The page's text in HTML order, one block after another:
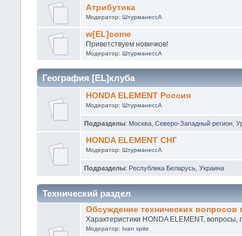
Атрибутика
Модератор:ШтурманессА
w[EL]come
Приветствуем новичков!
Модератор:ШтурманессА
География [EL]клуба
HONDA ELEMENT Россия
Модератор:ШтурманессА
Подразделы: Москва, Северо-Западный регион,
HONDA ELEMENT СНГ
Модератор:ШтурманессА
Подразделы: Республика Беларусь, Украина
Технический раздел
Обсуждение технических вопросов
Характеристики HONDA ELEMENT, вопросы,
Модератор: Ivan spite